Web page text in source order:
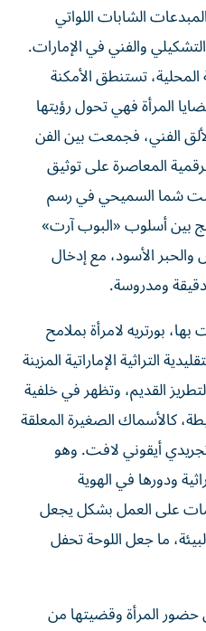
الشابات اللواتي
والفني في الإمارات.
تستنطق الأمكنة
المرأة فهي تحول رؤيتها
الفني، فجمعت بين الفن
المعاصرة على توثيق
شما السميحي في رسم
بين أسلوب «البوب آرت»
الأسود، مع إدخال
ومدروسة.
بورتريه لامرأة بملامح
التراثية الإماراتية المزينة
القديم، وتظهر في خلفية
كالأسماك الصغيرة المعلقة
أيقوني لافت. وهو
ودورها في الهوية
على العمل بشكل يجعل
ما جعل اللوحة تحفل
حضور المرأة وقضيتها من